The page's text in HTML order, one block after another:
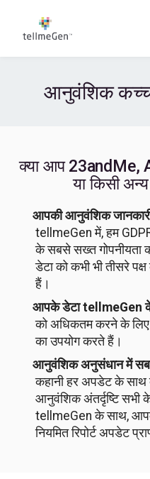
आनुवंशिक
क्या आप 23andMe,
या किसी
आपकी आनुवंशिक
tellmeGen में, हम
के सबसे सख्त गोपनीयता
डेटा को कभी भी तीसरे
हैं।
आपके डेटा tellmeGen के
को अधिकतम करने के लिए
का उपयोग करते हैं।
आनुवंशिक अनुसंधान में
कहानी हर अपडेट के साथ
आनुवंशिक अंतर्दृष्टि सभी
tellmeGen के साथ,
नियमित रिपोर्ट अपडेट